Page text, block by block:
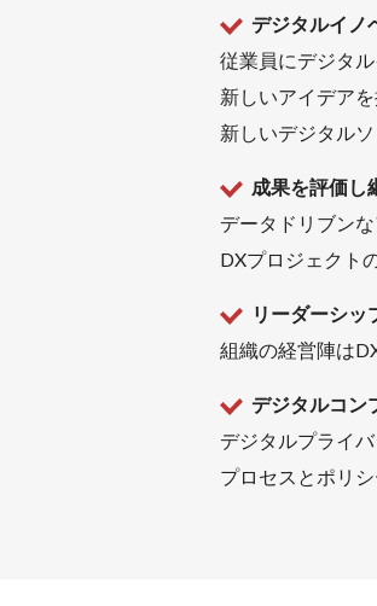
デジタルイノ
従業員にデジタ
新しいアイデア
新しいデジタル
成果を評価し
データドリブン
DXプロジェクト
リーダーシッ
組織の経営陣は
デジタルコン
デジタルプライ
プロセスとポリ